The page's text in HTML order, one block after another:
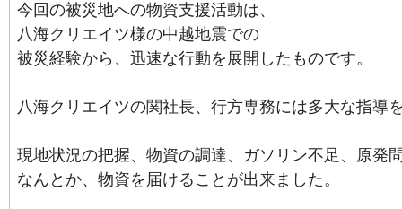
今回の被災地への物資支援活動は、
八海クリエイツ様の中越地震での
被災経験から、迅速な行動を展開したものです。
八海クリエイツの関社長、 行方専務には多大な指導
現地状況の把握、物資の調達、ガソリン不足、原発
なんとか、物資を届けることが出来ました。